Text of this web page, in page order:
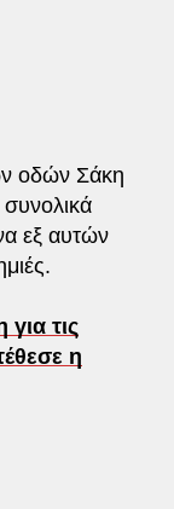
οδών Σάκη
εξ αυτών
τις
η